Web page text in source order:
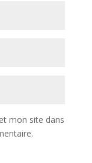
mon site dans